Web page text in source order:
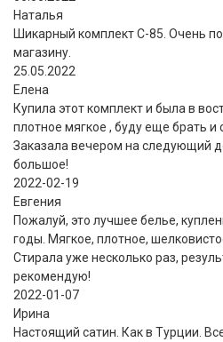
Наталья
Шикарный комплект C-85. Очень
магазину.
25.05.2022
Елена
Купила этот комплект и была в
плотное мягкое , буду еще брать и
Заказала вечером на следующий
большое!
2022-02-19
Евгения
Пожалуй, это лучшее белье,
годы. Мягкое, плотное,
Стирала уже несколько раз,
рекомендую!
2022-01-07
Ирина
Настоящий сатин. Как в Турции.